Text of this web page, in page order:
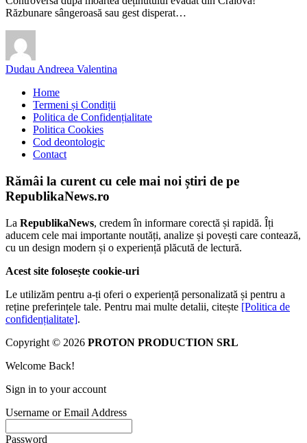
Răzbunare sângeroasă sau gest disperat…
Dudau Andreea Valentina
Home
Termeni și Condiții
Politica de Confidențialitate
Politica Cookies
Cod deontologic
Contact
Rămâi la curent cu cele mai noi știri de pe
RepublikaNews.ro
La RepublikaNews, credem în informare corectă și rapidă. Îți
aducem cele mai importante noutăți, analize și povești care contează,
cu un design modern și o experiență plăcută de lectură.
Acest site folosește cookie-uri
Le utilizăm pentru a-ți oferi o experiență personalizată și pentru a
reține preferințele tale. Pentru mai multe detalii, citește [Politica de
confidențialitate].
Copyright © 2026 PROTON PRODUCTION SRL
Welcome Back!
Sign in to your account
Username or Email Address
Password